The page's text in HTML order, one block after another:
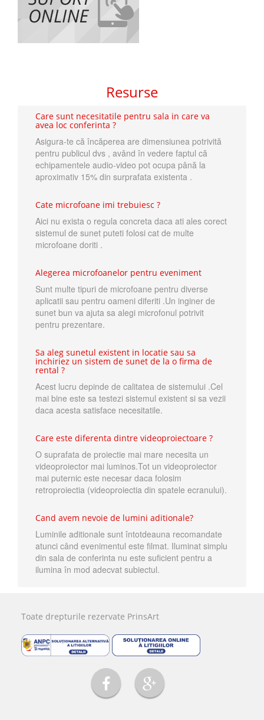
Resurse
Care sunt necesitatile pentru sala in care va
avea loc conferinta ?
Asigura-te că încăperea are dimensiunea potrivită
pentru publicul dvs , având în vedere faptul că
echipamentele audio-video pot ocupa până la
aproximativ 15% din surprafata existenta .
Cate microfoane imi trebuiesc ?
Aici nu exista o regula concreta daca ati ales corect
sistemul de sunet puteti folosi cat de multe
microfoane doriti .
Alegerea microfoanelor pentru eveniment
Sunt multe tipuri de microfoane pentru diverse
aplicatii sau pentru oameni diferiti .Un inginer de
sunet bun va ajuta sa alegi microfonul potrivit
pentru prezentare.
Sa aleg sunetul existent in locatie sau sa
inchiriez un sistem de sunet de la o firma de
rental ?
Acest lucru depinde de calitatea de sistemului .Cel
mai bine este sa testezi sistemul existent si sa vezii
daca acesta satisface necesitatile.
Care este diferenta dintre videoproiectoare ?
O suprafata de proiectie mai mare necesita un
videoproiector mai luminos.Tot un videoproiector
mai puternic este necesar daca folosim
retroproiectia (videoproiectia din spatele ecranului).
Cand avem nevoie de lumini aditionale?
Luminile aditionale sunt întotdeauna recomandate
atunci când evenimentul este filmat. Iluminat simplu
din sala de conferinta nu este suficient pentru a
ilumina în mod adecvat subiectul.
Toate drepturile rezervate PrinsArt